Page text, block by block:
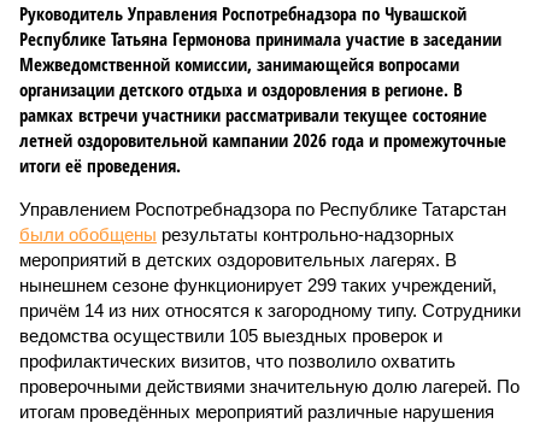
Руководитель Управления Роспотребнадзора по Чувашской
Республике Татьяна Гермонова принимала участие в заседании
Межведомственной комиссии, занимающейся вопросами
организации детского отдыха и оздоровления в регионе. В
рамках встречи участники рассматривали текущее состояние
летней оздоровительной кампании 2026 года и промежуточные
итоги её проведения.
Управлением Роспотребнадзора по Республике Татарстан
были обобщены результаты контрольно-надзорных
мероприятий в детских оздоровительных лагерях. В
нынешнем сезоне функционирует 299 таких учреждений,
причём 14 из них относятся к загородному типу. Сотрудники
ведомства осуществили 105 выездных проверок и
профилактических визитов, что позволило охватить
проверочными действиями значительную долю лагерей. По
итогам проведённых мероприятий различные нарушения